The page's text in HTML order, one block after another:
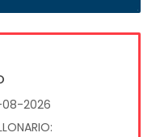
2026